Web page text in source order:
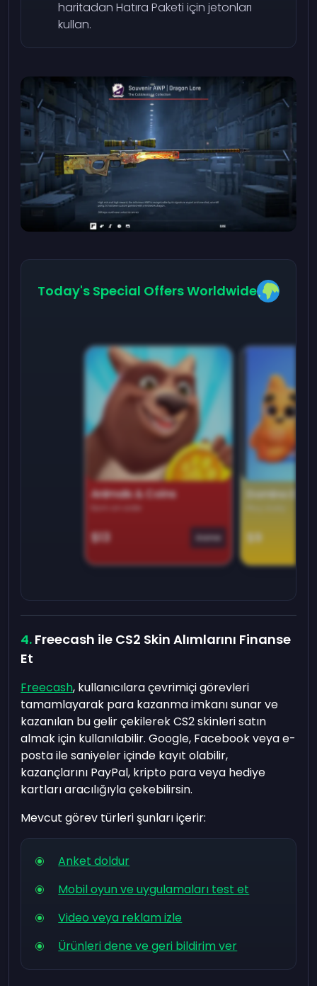
haritadan Hatıra Paketi için jetonları
kullan.
Today's Special Offers Worldwide
Animals & Coins
$13 Game
Domino
$9
Freecash ile CS2 Skin Alımlarını Finanse
Et
Freecash, kullanıcılara çevrimiçi görevleri
tamamlayarak para kazanma imkanı sunar ve
kazanılan bu gelir çekilerek CS2 skinleri satın
almak için kullanılabilir. Google, Facebook veya e-
posta ile saniyeler içinde kayıt olabilir,
kazançlarını PayPal, kripto para veya hediye
kartları aracılığıyla çekebilirsin.
Mevcut görev türleri şunları içerir:
Anket doldur
Mobil oyun ve uygulamaları test et
Video veya reklam izle
Ürünleri dene ve geri bildirim ver